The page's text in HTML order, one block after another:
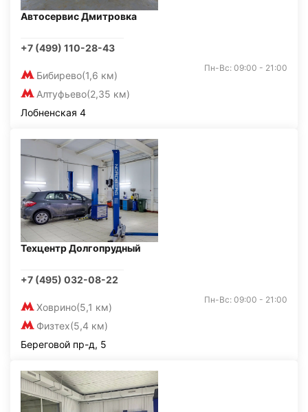
Автосервис Дмитровка
+7 (499) 110-28-43
Бибирево(1,6 км)
Алтуфьево(2,35 км)
Пн-Вс: 09:00 - 21:00
Лобненская 4
Техцентр Долгопрудный
+7 (495) 032-08-22
Ховрино(5,1 км)
Физтех(5,4 км)
Пн-Вс: 09:00 - 21:00
Береговой пр-д, 5